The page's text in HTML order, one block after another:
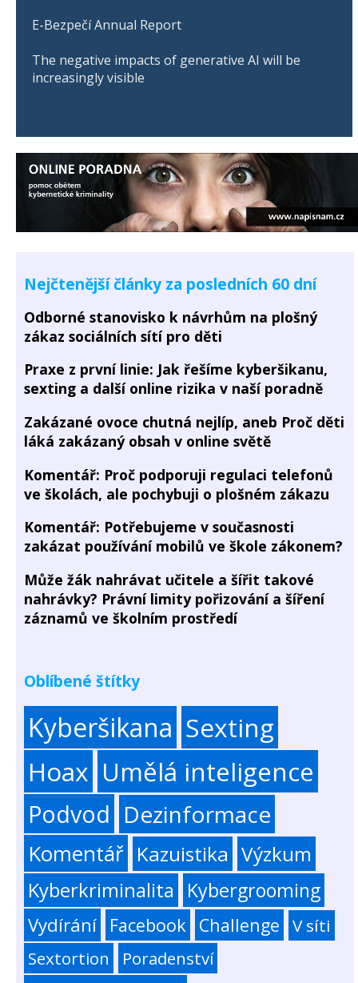
E-Bezpečí Annual Report
The negative impacts of generative AI will be
increasingly visible
Nejčtenější články za posledních 60 dní
Odborné stanovisko k návrhům na plošný
zákaz sociálních sítí pro děti
Praxe z první linie: Jak řešíme kyberšikanu,
sexting a další online rizika v naší poradně
Zakázané ovoce chutná nejlíp, aneb Proč děti
láká zakázaný obsah v online světě
Komentář: Proč podporuji regulaci telefonů
ve školách, ale pochybuji o plošném zákazu
Komentář: Potřebujeme v současnosti
zakázat používání mobilů ve škole zákonem?
Může žák nahrávat učitele a šířit takové
nahrávky? Právní limity pořizování a šíření
záznamů ve školním prostředí
Oblíbené štítky
Kyberšikana Sexting
Hoax Umělá inteligence
Podvod Dezinformace
Komentář Kazuistika Výzkum
Kyberkriminalita Kybergrooming
Vydírání Facebook Challenge
V síti
Sextortion
Poradenství